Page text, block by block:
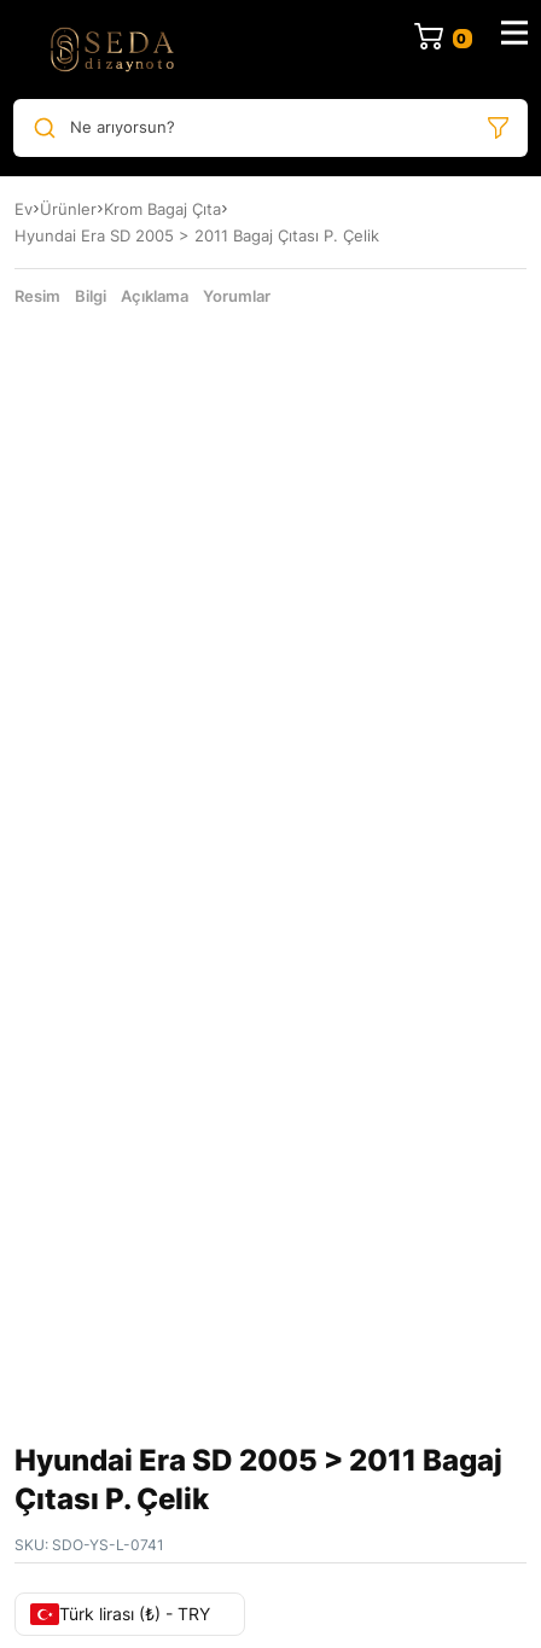
Ne arıyorsun?
Ev Ürünler Krom Bagaj Çıta
Hyundai Era SD 2005 > 2011 Bagaj Çıtası P. Çelik
Resim Bilgi Açıklama Yorumlar
Hyundai Era SD 2005 > 2011 Bagaj
Çıtası P. Çelik
SKU: SDO-YS-L-0741
Türk lirası (₺) - TRY